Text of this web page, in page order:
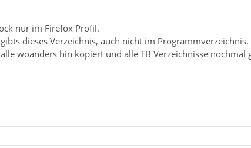
nur im Firefox Profil.
dieses Verzeichnis, auch nicht im Programmverzeichnis.
woanders hin kopiert und alle TB Verzeichnisse nochmal